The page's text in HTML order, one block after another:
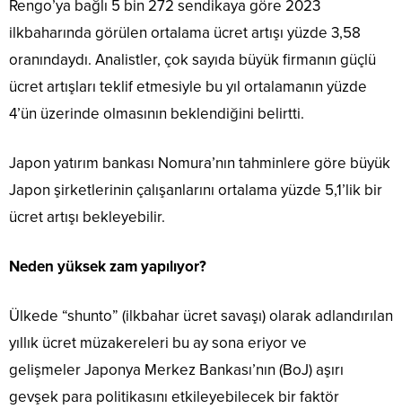
Rengo’ya bağlı 5 bin 272 sendikaya göre 2023
ilkbaharında görülen ortalama ücret artışı yüzde 3,58
oranındaydı. Analistler, çok sayıda büyük firmanın güçlü
ücret artışları teklif etmesiyle bu yıl ortalamanın yüzde
4’ün üzerinde olmasının beklendiğini belirtti.
Japon yatırım bankası Nomura’nın tahminlere göre büyük
Japon şirketlerinin çalışanlarını ortalama yüzde 5,1’lik bir
ücret artışı bekleyebilir.
Neden yüksek zam yapılıyor?
Ülkede “shunto” (ilkbahar ücret savaşı) olarak adlandırılan
yıllık ücret müzakereleri bu ay sona eriyor ve
gelişmeler Japonya Merkez Bankası’nın (BoJ) aşırı
gevşek para politikasını etkileyebilecek bir faktör